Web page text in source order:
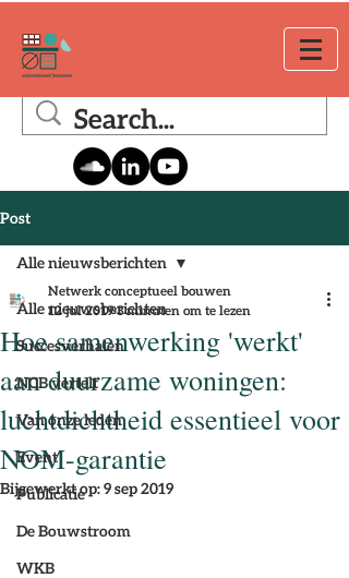
Post
Alle nieuwsberichten
Succesverhalen
NCB vertelt
Van onze leden
Event
Publicatie
De Bouwstroom
WKB
Alle nieuwsberichten
Hoe samenwerking 'werkt'
aan duurzame woningen:
luchtdichtheid essentieel voor
NOM-garantie
Netwerk conceptueel bouwen
12 jul 2019 3 minuten om te lezen
Bijgewerkt op:9 sep 2019